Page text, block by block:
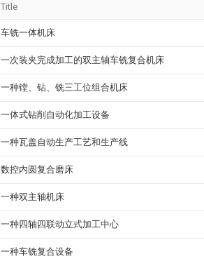
Title
车铣一体机床
一次装夹完成加工的双主轴车铣复合机床
一种镗、钻、铣三工位组合机床
一体式钻削自动化加工设备
一种瓦盖自动生产工艺和生产线
数控内圆复合磨床
一种双主轴机床
一种四轴四联动立式加工中心
一种车铣复合设备